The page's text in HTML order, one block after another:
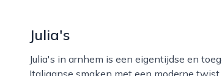
Julia's
Julia's in arnhem is een eigentijdse en toegankelijke eetgelegenheid waar de nadruk ligt op
Italiaanse smaken met een moderne